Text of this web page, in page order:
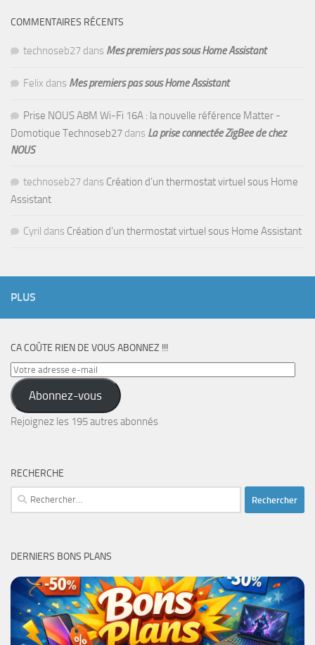
COMMENTAIRES RÉCENTS
technoseb27 dans Mes premiers pas sous Home Assistant
Felix dans Mes premiers pas sous Home Assistant
Prise NOUS A8M Wi-Fi 16A : la nouvelle référence Matter -
Domotique Technoseb27 dans La prise connectée ZigBee de chez
NOUS
technoseb27 dans Création d’un thermostat virtuel sous Home
Assistant
Cyril dans Création d’un thermostat virtuel sous Home Assistant
PLUS
CA COÛTE RIEN DE VOUS ABONNEZ !!!
Votre
adresse
e-
mail
Abonnez-vous
Rejoignez les 195 autres abonnés
RECHERCHE
Rechercher :
DERNIERS BONS PLANS